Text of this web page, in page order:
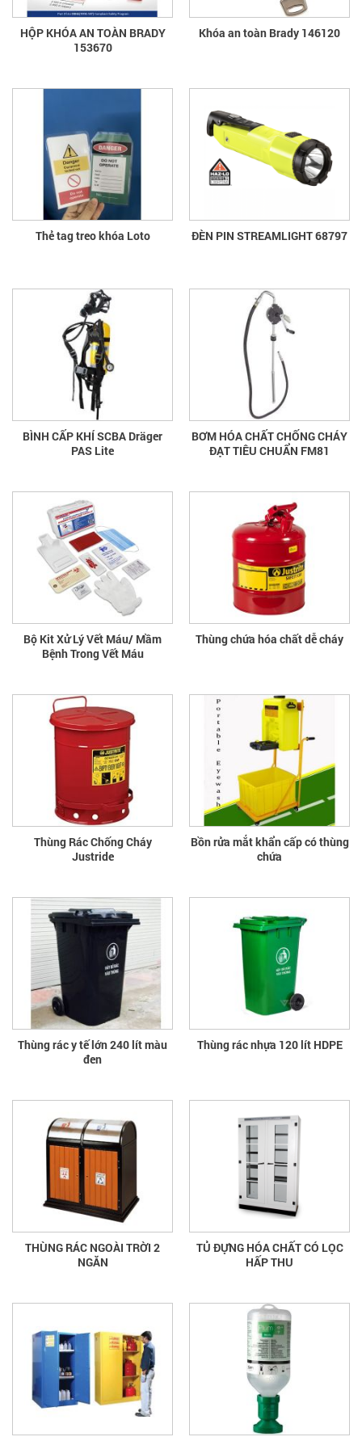
HỘP KHÓA AN TOÀN BRADY
153670
Khóa an toàn Brady 146120
Thẻ tag treo khóa Loto ĐÈN PIN STREAMLIGHT 68797
BÌNH CẤP KHÍ SCBA Dräger
PAS Lite
BƠM HÓA CHẤT CHỐNG CHÁY
ĐẠT TIÊU CHUẨN FM81
Bộ Kit Xử Lý Vết Máu/ Mầm
Bệnh Trong Vết Máu
Thùng chứa hóa chất dễ cháy
Thùng Rác Chống Cháy
Justride
Bồn rửa mắt khẩn cấp có thùng
chứa
Thùng rác y tế lớn 240 lít màu
đen
Thùng rác nhựa 120 lít HDPE
THÙNG RÁC NGOÀI TRỜI 2
NGĂN
TỦ ĐỰNG HÓA CHẤT CÓ LỌC
HẤP THU